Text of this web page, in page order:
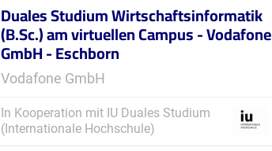
Duales Studium Wirtschaftsinformatik
(B.Sc.) am virtuellen Campus - Vodafone
GmbH - Eschborn
Vodafone GmbH
In Kooperation mit IU Duales Studium
(Internationale Hochschule)